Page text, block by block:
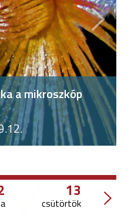
13
csütörtök